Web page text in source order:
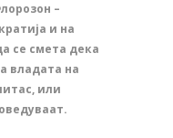
–
и на
се смета дека
владата на
или